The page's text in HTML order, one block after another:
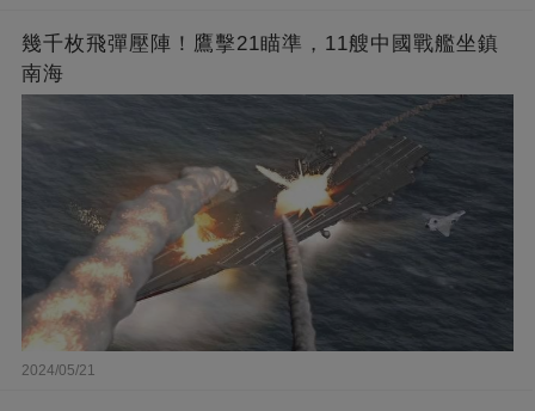
幾千枚飛彈壓陣！鷹擊21瞄準，11艘中國戰艦坐鎮
南海
2024/05/21